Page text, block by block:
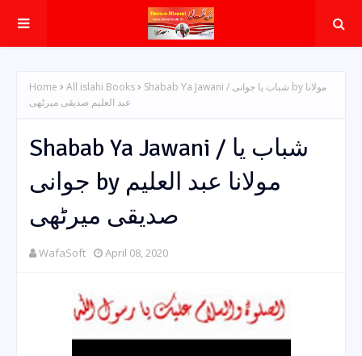
Home All islahi Books
Shabab Ya Jawani / شباب یا جوانی by مولانا
عبد العلیم صدیقی میرٹھی
Shabab Ya Jawani / شباب یا
جوانی by مولانا عبد العلیم
صدیقی میرٹھی
WafaSoft April 08, 2020